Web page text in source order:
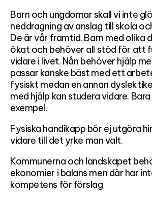
Barn och ungdomar skall vi inte
neddragning av anslag till skola
De är vår framtid. Barn med olika
ökat och behöver all stöd för att
vidare i livet. Nån behöver hjälp
passar kanske bäst med ett
fysiskt medan en annan
med hjälp kan studera vidare.
exempel.
Fysiska handikapp bör ej utgöra
vidare till det yrke man valt.
Kommunerna och landskapet
ekonomier i balans men där har
kompetens för förslag